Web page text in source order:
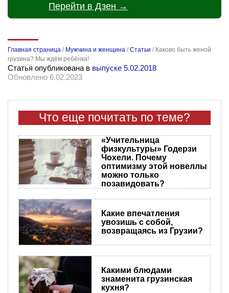
Перейти в Дзен →
Главная страница / Мужчина и женщина /Статьи / Каково быть женой
грузина? Мы ждём ребёнка!
Статья опубликована в выпуске 5.02.2018
Обновлено 6.02.2023
Что еще почитать по теме?
«Учительница
физкультуры» Годерзи
Чохели. Почему
оптимизму этой новеллы
можно только
позавидовать?
Какие впечатления
увозишь с собой,
возвращаясь из Грузии?
Какими блюдами
знаменита грузинская
кухня?